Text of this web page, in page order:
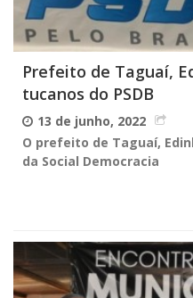
Prefeito de Taguaí,
tucanos do PSDB
13 de junho, 2022
O prefeito de Taguaí,
da Social Democracia